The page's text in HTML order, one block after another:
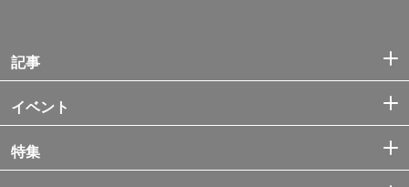
記事
イベント
特集